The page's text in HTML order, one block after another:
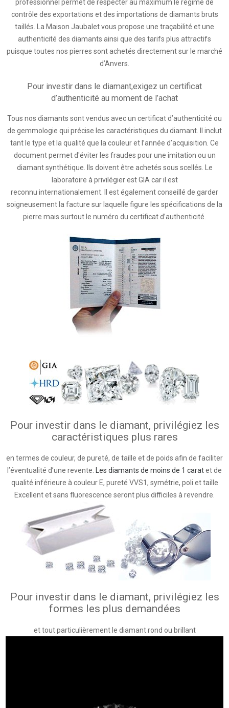
professionnel permet de respecter au maximum le régime de
contrôle des exportations et des importations de diamants bruts
taillés. La Maison Jaubalet vous propose une traçabilité et une
authenticité des diamants ainsi que des tarifs plus attractifs
puisque toutes nos pierres sont achetés directement sur le marché
d’Anvers.
Pour investir dans le diamant,exigez un certificat
d’authenticité au moment de l’achat
Tous nos diamants sont vendus avec un certificat d’authenticité ou
de gemmologie qui précise les caractéristiques du diamant. Il inclut
tant le type et la qualité que la couleur et l’année d’acquisition. Ce
document permet d'éviter les fraudes pour une imitation ou un
diamant synthétique. Ils doivent être achetés sous scellés. Le
laboratoire à privilégier est GIA car il est
reconnu internationalement. Il est également conseillé de garder
soigneusement la facture sur laquelle figure les spécifications de la
pierre mais surtout le numéro du certificat d’authenticité.
Pour investir dans le diamant, privilégiez les
caractéristiques plus rares
en termes de couleur, de pureté, de taille et de poids afin de faciliter
l’éventualité d’une revente. Les diamants de moins de 1 caratet de
qualité inférieure à couleur E, pureté VVS1, symétrie, poli et taille
Excellent et sans fluorescence seront plus difficiles à revendre.
Pour investir dans le diamant, privilégiez les
formes les plus demandées
et tout particulièrement le diamant rond ou brillant